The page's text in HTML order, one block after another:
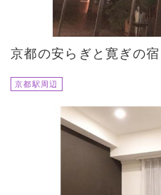
京都の安らぎと寛ぎの
京都駅周辺